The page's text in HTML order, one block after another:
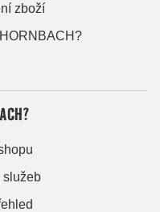
zboží
služeb